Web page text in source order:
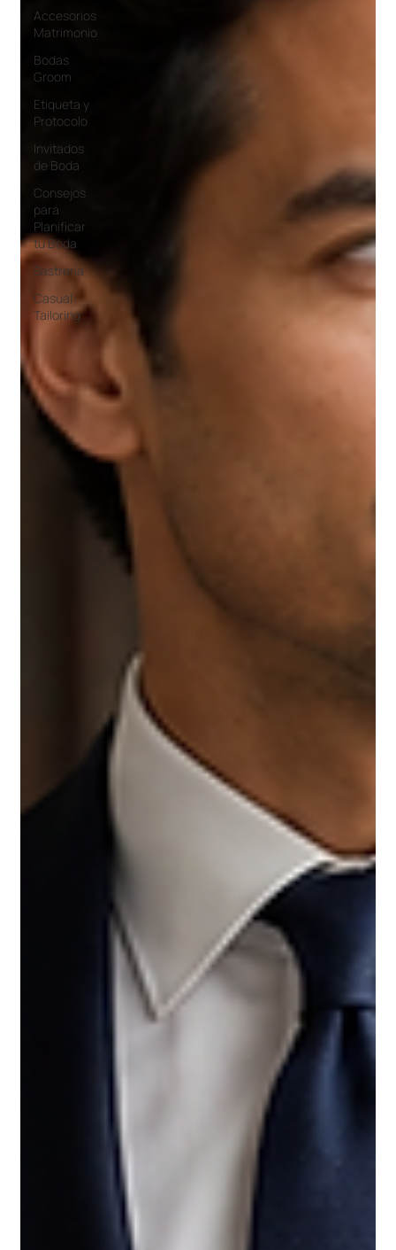
Accesorios
Matrimonio
Bodas
Groom
Etiqueta y
Protocolo
Invitados
de Boda
Consejos
para
Planificar
tu Boda
Sastrería
Casual
Tailoring